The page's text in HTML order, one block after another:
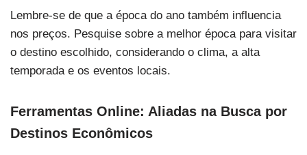
Lembre-se de que a época do ano também influencia
nos preços. Pesquise sobre a melhor época para visitar
o destino escolhido, considerando o clima, a alta
temporada e os eventos locais.
Ferramentas Online: Aliadas na Busca por
Destinos Econômicos